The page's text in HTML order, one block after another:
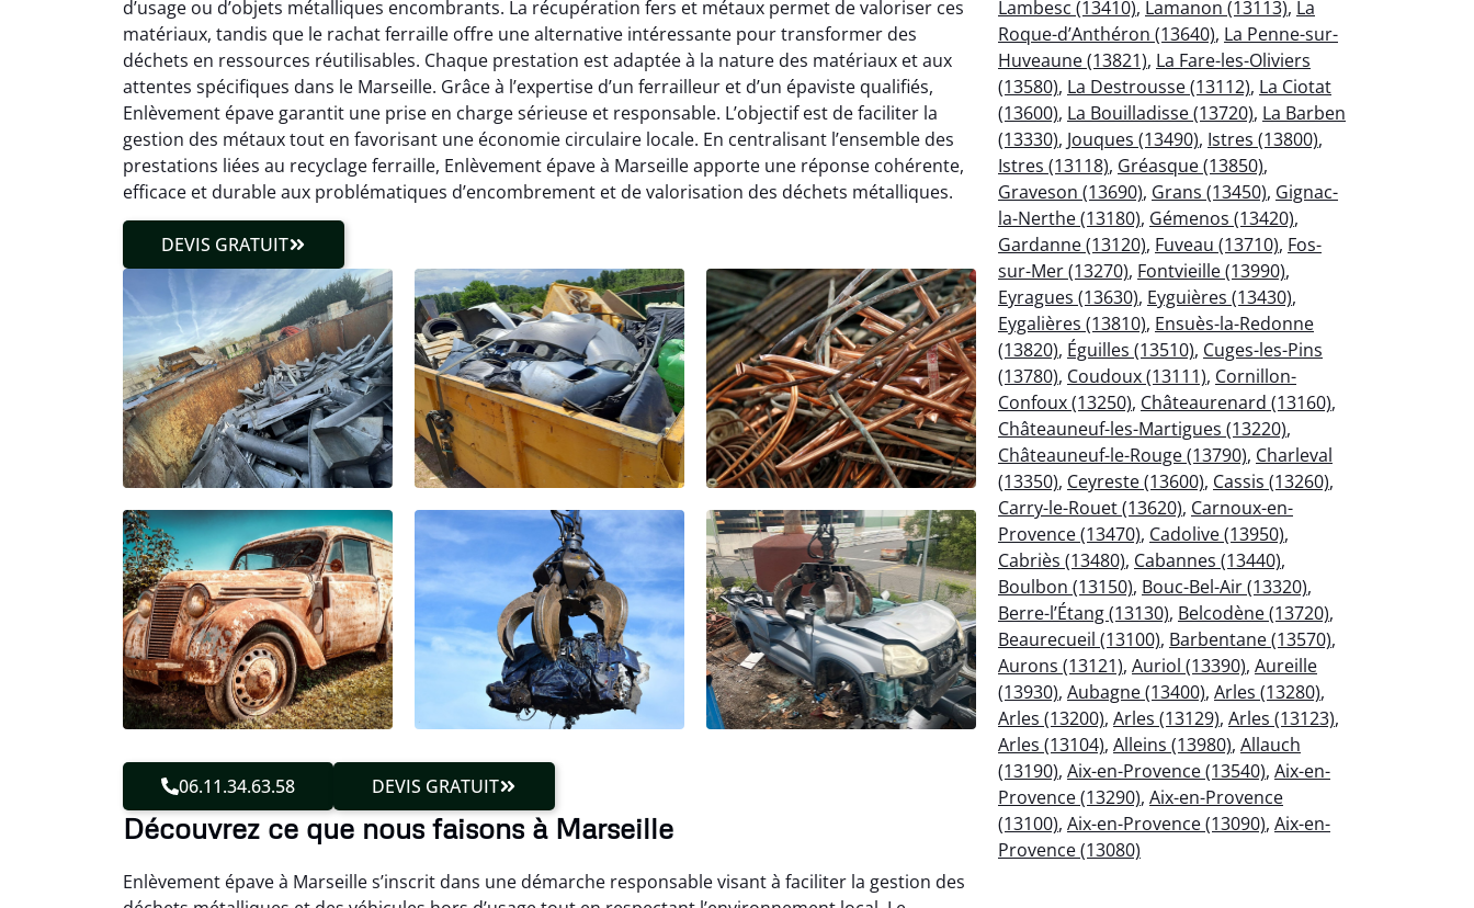
d’usage ou d’objets métalliques encombrants. La récupération fers et métaux permet de valoriser ces
matériaux, tandis que le rachat ferraille offre une alternative intéressante pour transformer des
déchets en ressources réutilisables. Chaque prestation est adaptée à la nature des matériaux et aux
attentes spécifiques dans le Marseille. Grâce à l’expertise d’un ferrailleur et d’un épaviste qualifiés,
Enlèvement épave garantit une prise en charge sérieuse et responsable. L’objectif est de faciliter la
gestion des métaux tout en favorisant une économie circulaire locale. En centralisant l’ensemble des
prestations liées au recyclage ferraille, Enlèvement épave à Marseille apporte une réponse cohérente,
efficace et durable aux problématiques d’encombrement et de valorisation des déchets métalliques.
DEVIS GRATUIT
06.11.34.63.58 DEVIS GRATUIT
Découvrez ce que nous faisons à Marseille
Enlèvement épave à Marseille s’inscrit dans une démarche responsable visant à faciliter la gestion des
Lambesc (13410), Lamanon (13113), La
Roque-d’Anthéron (13640), La Penne-sur-
Huveaune (13821), La Fare-les-Oliviers
(13580), La Destrousse (13112), La Ciotat
(13600), La Bouilladisse (13720), La Barben
(13330), Jouques (13490), Istres (13800),
Istres (13118), Gréasque (13850),
Graveson (13690), Grans (13450), Gignac-
la-Nerthe (13180), Gémenos (13420),
Gardanne (13120), Fuveau (13710), Fos-
sur-Mer (13270), Fontvieille (13990),
Eyragues (13630), Eyguières (13430),
Eygalières (13810), Ensuès-la-Redonne
(13820), Éguilles (13510), Cuges-les-Pins
(13780), Coudoux (13111), Cornillon-
Confoux (13250), Châteaurenard (13160),
Châteauneuf-les-Martigues (13220),
Châteauneuf-le-Rouge (13790), Charleval
(13350), Ceyreste (13600), Cassis (13260),
Carry-le-Rouet (13620), Carnoux-en-
Provence (13470), Cadolive (13950),
Cabriès (13480), Cabannes (13440),
Boulbon (13150), Bouc-Bel-Air (13320),
Berre-l’Étang (13130), Belcodène (13720),
Beaurecueil (13100), Barbentane (13570),
Aurons (13121), Auriol (13390), Aureille
(13930), Aubagne (13400), Arles (13280),
Arles (13200), Arles (13129), Arles (13123),
Arles (13104), Alleins (13980), Allauch
(13190), Aix-en-Provence (13540), Aix-en-
Provence (13290), Aix-en-Provence
(13100), Aix-en-Provence (13090), Aix-en-
Provence (13080)